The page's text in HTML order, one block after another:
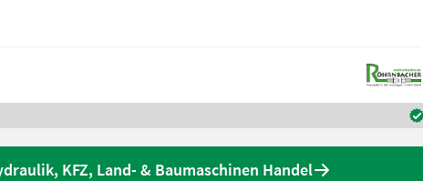
KFZ, Land- & Baumaschinen Handel